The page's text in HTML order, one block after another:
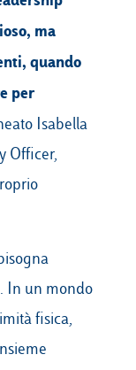
ma
quando
per
Isabella
Officer,
In un mondo
fisica,